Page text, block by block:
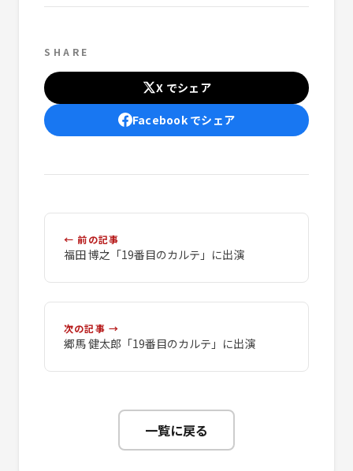
SHARE
X でシェア
Facebook でシェア
← 前の記事
福田 博之「19番目のカルテ」に出演
次の記事 →
郷馬 健太郎「19番目のカルテ」に出演
一覧に戻る